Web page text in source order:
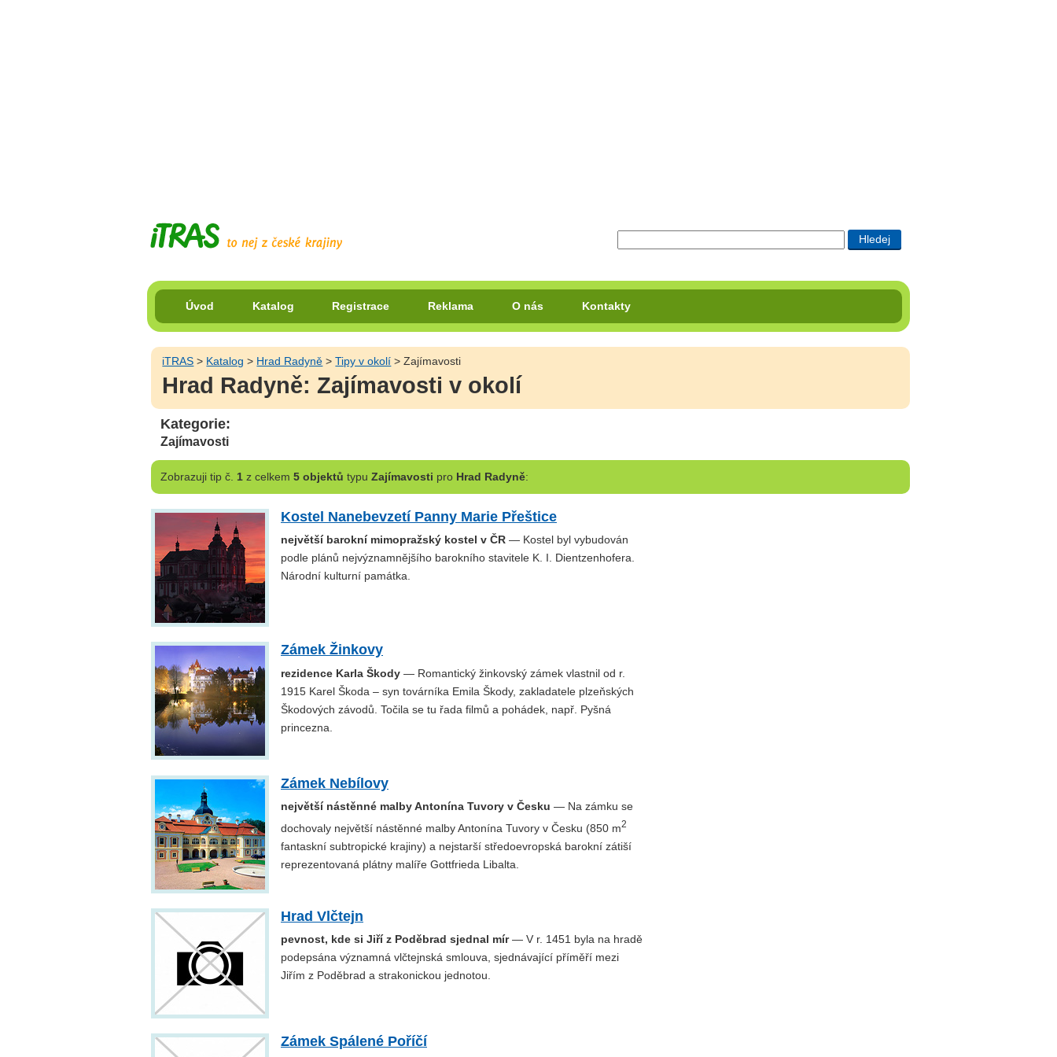
Úvod Katalog Registrace Reklama O nás Kontakty
iTRAS > Katalog > Hrad Radyně >Tipy v okolí > Zajímavosti
Hrad Radyně: Zajímavosti v okolí
Kategorie:
Zajímavosti
Zobrazujitip č. 1z celkem 5 objektů typu Zajímavosti pro Hrad Radyně:
Kostel Nanebevzetí Panny Marie Přeštice
největší barokní mimopražský kostel v ČR — Kostel byl vybudován
podle plánů nejvýznamnějšího barokního stavitele K. I. Dientzenhofera.
Národní kulturní památka.
Zámek Žinkovy
rezidence Karla Škody — Romantický žinkovský zámek vlastnil od r.
1915 Karel Škoda – syn továrníka Emila Škody, zakladatele plzeňských
Škodových závodů. Točila se tu řada filmů a pohádek, např. Pyšná
princezna.
Zámek Nebílovy
největší nástěnné malby Antonína Tuvory v Česku — Na zámku se
dochovaly největší nástěnné malby Antonína Tuvory v Česku (850 m2
fantaskní subtropické krajiny) a nejstarší středoevropská barokní zátiší
reprezentovaná plátny malíře Gottfrieda Libalta.
Hrad Vlčtejn
pevnost, kde si Jiří z Poděbrad sjednal mír— V r. 1451 byla na hradě
podepsána významná vlčtejnská smlouva, sjednávající příměří mezi
Jiřím z Poděbrad a strakonickou jednotou.
Zámek Spálené Poříčí